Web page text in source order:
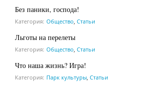
Без паники, господа!
Категория: Общество Статьи
Льготы на перелеты
Категория: Общество Статьи
Что наша жизнь? Игра!
Категория: Парк культуры Статьи